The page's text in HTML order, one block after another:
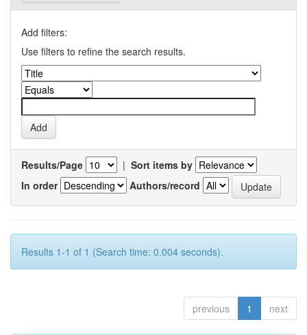
Add filters:
Use filters to refine the search results.
Results/Page | Sort items by
In order
Authors/record
Results 1-1 of 1 (Search time: 0.004 seconds).
previous 1 next